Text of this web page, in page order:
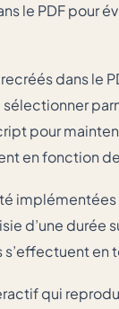
le PDF pour
dans le
pour
en fonction
d’une durée
en
qui